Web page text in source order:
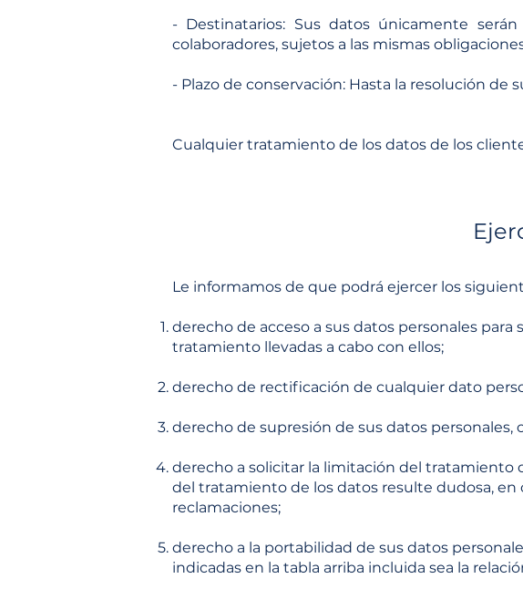
- Destinatarios: Sus datos únicamente
colaboradores, sujetos a las mismas
- Plazo de conservación: Hasta la resolución de
Cualquier tratamiento de los datos de los
Le informamos de que podrá ejercer los
derecho de acceso a sus datos personales
tratamiento llevadas a cabo con ellos;
derecho de rectificación de cualquier dato
derecho de supresión de sus datos personales,
derecho a solicitar la limitación del tratamiento
del tratamiento de los datos resulte dudosa, en
reclamaciones;
derecho a la portabilidad de sus datos
indicadas en la tabla arriba incluida sea la